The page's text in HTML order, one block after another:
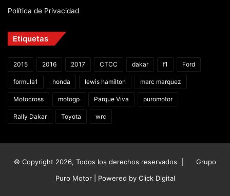
Política de Privacidad
Etiquetas
2015 2016 2017 CTCC dakar f1 Ford
formula1 honda lewis hamilton marc marquez
Motocross motogp Parque Viva puromotor
Rally Dakar Toyota wrc
© Copyright 2026, Todos los derechos reservados |
Grupo
Puro Motor | Powered by Click Digital